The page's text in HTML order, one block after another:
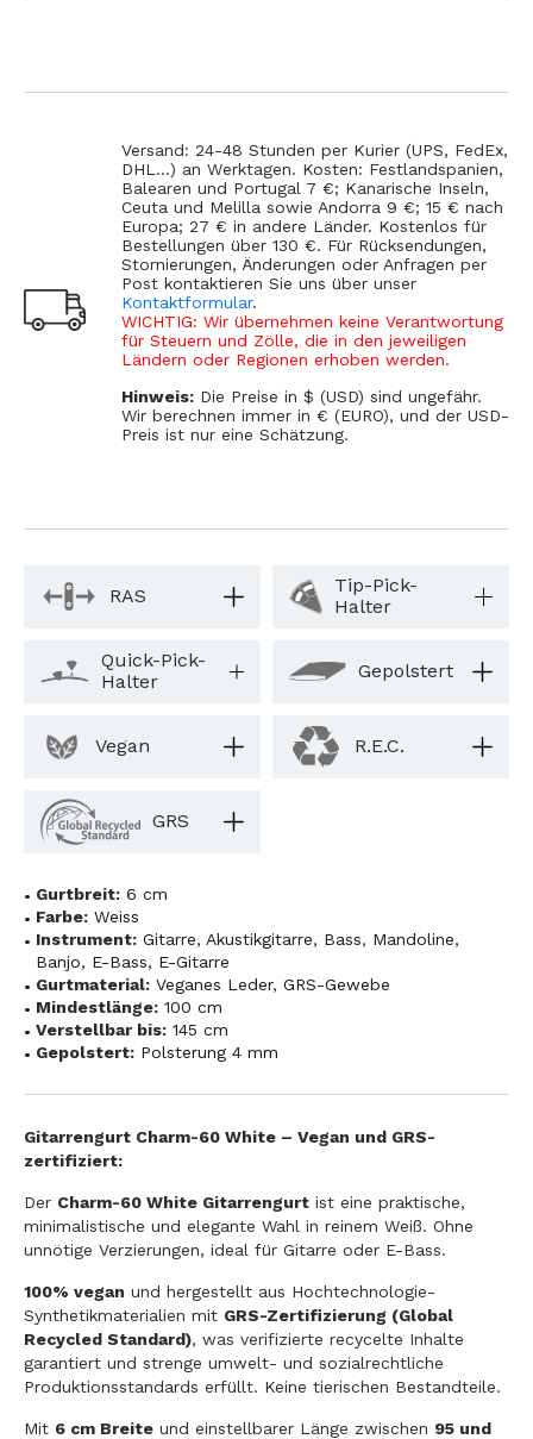
Versand: 24-48 Stunden per Kurier (UPS, FedEx,
DHL...) an Werktagen. Kosten: Festlandspanien,
Balearen und Portugal 7 €; Kanarische Inseln,
Ceuta und Melilla sowie Andorra 9 €; 15 € nach
Europa; 27 € in andere Länder. Kostenlos für
Bestellungen über 130 €. Für Rücksendungen,
Stornierungen, Änderungen oder Anfragen per
Post kontaktieren Sie uns über unser
Kontaktformular.
WICHTIG: Wir übernehmen keine Verantwortung
für Steuern und Zölle, die in den jeweiligen
Ländern oder Regionen erhoben werden.
Hinweis: Die Preise in $ (USD) sind ungefähr.
Wir berechnen immer in € (EURO), und der USD-
Preis ist nur eine Schätzung.
RAS
Tip-Pick-
Halter
Quick-Pick-
Halter
Gepolstert
Vegan R.E.C.
GRS
Gurtbreit: 6 cm
Farbe: Weiss
Instrument: Gitarre, Akustikgitarre, Bass, Mandoline,
Banjo, E-Bass, E-Gitarre
Gurtmaterial: Veganes Leder, GRS-Gewebe
Mindestlänge: 100 cm
Verstellbar bis: 145 cm
Gepolstert: Polsterung 4 mm
Gitarrengurt Charm-60 White – Vegan und GRS-
zertifiziert:
Der Charm-60 White Gitarrengurt ist eine praktische,
minimalistische und elegante Wahl in reinem Weiß. Ohne
unnötige Verzierungen, ideal für Gitarre oder E-Bass.
100% vegan und hergestellt aus Hochtechnologie-
Synthetikmaterialien mit GRS-Zertifizierung (Global
Recycled Standard), was verifizierte recycelte Inhalte
garantiert und strenge umwelt- und sozialrechtliche
Produktionsstandards erfüllt. Keine tierischen Bestandteile.
Mit 6 cm Breite und einstellbarer Länge zwischen 95 und